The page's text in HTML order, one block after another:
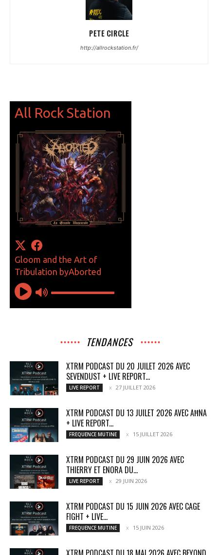
PETE CIRCLE
http://allrockstation.fr/
TENDANCES
XTRM PODCAST DU 20 JUILET 2026 AVEC
SEVENDUST + LIVE REPORT...
LIVE REPORT 27 JUILLET 2026
XTRM PODCAST DU 13 JUILET 2026 AVEC AĦNA
+ LIVE REPORT...
FREQUENCE MUTINE 15 JUILLET 2026
XTRM PODCAST DU 29 JUIN 2026 AVEC
THIERRY ET ENORA DU...
LIVE REPORT 29 JUIN 2026
XTRM PODCAST DU 15 JUIN 2026 AVEC CAGE
FIGHT + LIVE...
FREQUENCE MUTINE 15 JUIN 2026